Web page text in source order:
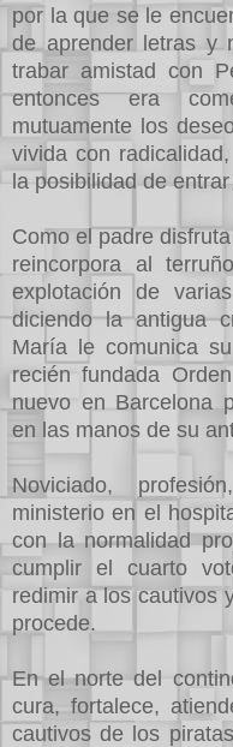
por la que se le
de aprender letras y
trabar amistad con
entonces era
mutuamente los
vivida con
la posibilidad de
Como el padre
reincorpora al
explotación de
diciendo la antigua
María le comunica
recién fundada
nuevo en Barcelona
en las manos de su
Noviciado,
ministerio en el
con la normalidad
cumplir el cuarto
redimir a los cautivos
procede.
En el norte del
cura, fortalece,
cautivos de los